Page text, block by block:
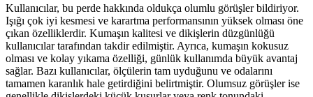
Kullanıcılar, bu perde hakkında oldukça olumlu görüşler bildiriyor.
Işığı çok iyi kesmesi ve karartma performansının yüksek olması öne
çıkan özelliklerdir. Kumaşın kalitesi ve dikişlerin düzgünlüğü
kullanıcılar tarafından takdir edilmiştir. Ayrıca, kumaşın kokusuz
olması ve kolay yıkama özelliği, günlük kullanımda büyük avantaj
sağlar. Bazı kullanıcılar, ölçülerin tam uyduğunu ve odalarını
tamamen karanlık hale getirdiğini belirtmiştir. Olumsuz görüşler ise